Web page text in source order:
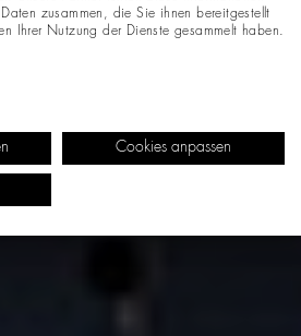
zusammen, die Sie ihnen bereitgestellt
Ihrer Nutzung der Dienste gesammelt haben.
Cookies anpassen